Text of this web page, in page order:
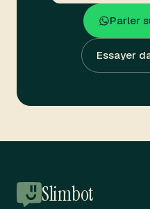
Parler
Essayer
Slimbot